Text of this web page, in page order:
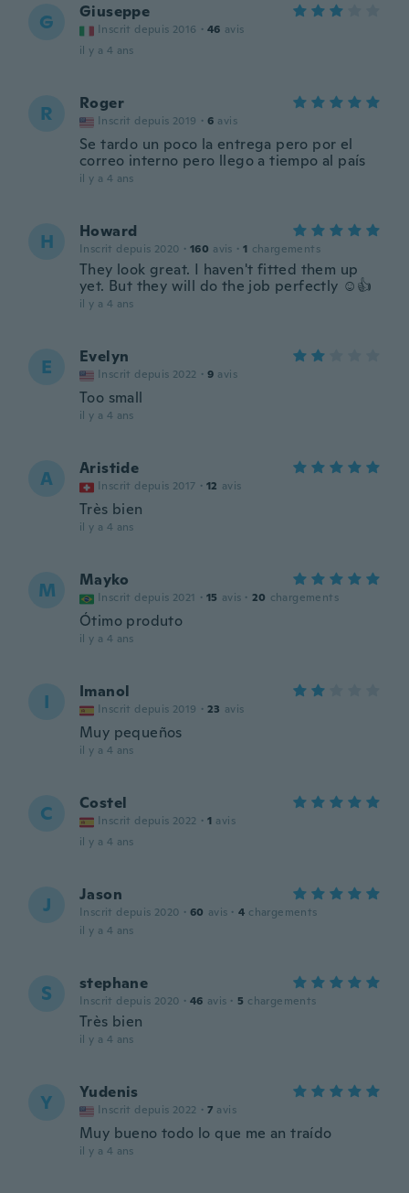
G Giuseppe
Inscrit depuis 2016 · 46 avis
il y a 4 ans
R Roger
Inscrit depuis 2019 · 6 avis
Se tardo un poco la entrega pero por el
correo interno pero llego a tiempo al país
il y a 4 ans
H Howard
Inscrit depuis 2020 · 160 avis · 1 chargements
They look great. I haven't fitted them up
yet. But they will do the job perfectly ☺👍
il y a 4 ans
E Evelyn
Inscrit depuis 2022 · 9 avis
Too small
il y a 4 ans
A Aristide
Inscrit depuis 2017 · 12 avis
Très bien
il y a 4 ans
M Mayko
Inscrit depuis 2021 · 15 avis · 20 chargements
Ótimo produto
il y a 4 ans
I Imanol
Inscrit depuis 2019 · 23 avis
Muy pequeños
il y a 4 ans
C Costel
Inscrit depuis 2022 · 1 avis
il y a 4 ans
J Jason
Inscrit depuis 2020 · 60 avis · 4 chargements
il y a 4 ans
S stephane
Inscrit depuis 2020 · 46 avis · 5 chargements
Très bien
il y a 4 ans
Y Yudenis
Inscrit depuis 2022 · 7 avis
Muy bueno todo lo que me an traído
il y a 4 ans